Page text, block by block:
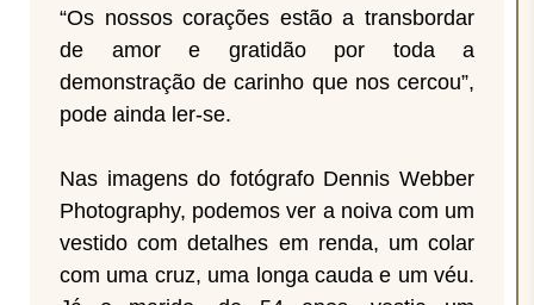
“Os nossos corações estão a transbordar
de amor e gratidão por toda a
demonstração de carinho que nos cercou”,
pode ainda ler-se.
Nas imagens do fotógrafo Dennis Webber
Photography, podemos ver a noiva com um
vestido com detalhes em renda, um colar
com uma cruz, uma longa cauda e um véu.